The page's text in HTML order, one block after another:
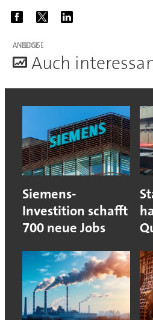
ANZEIGE
Auch
Siemens-
Investition schafft
700 neue Jobs